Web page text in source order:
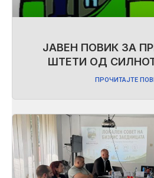
ЈАВЕН ПОВИК ЗА
ШТЕТИ ОД
ПРОЧИТАЈТЕ